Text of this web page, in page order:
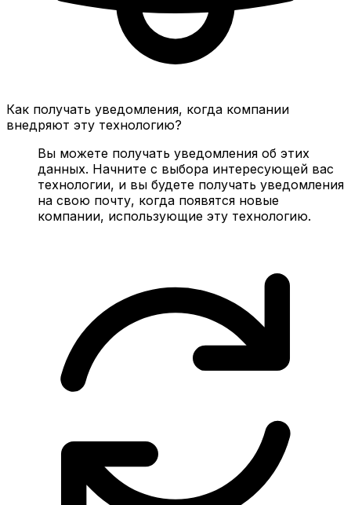
Как получать уведомления, когда компании
внедряют эту технологию?
Вы можете получать уведомления об этих
данных. Начните с выбора интересующей вас
технологии, и вы будете получать уведомления
на свою почту, когда появятся новые
компании, использующие эту технологию.